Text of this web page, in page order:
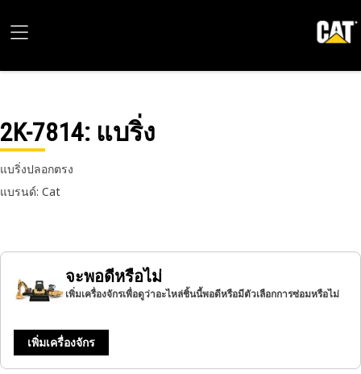
2K-7814: แบริ่ง
แบริ่งปลอกตรง
แบรนด์: Cat
จะพอดีหรือไม่
เพิ่มเครื่องจักรเพื่อดูว่าอะไหล่ชิ้นนี้พอดีหรือมีตัวเลือกการซ่อมหรือไม่
เพิ่มเครื่องจักร